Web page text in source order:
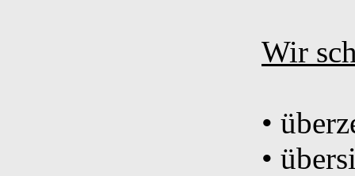
Wir
•
•